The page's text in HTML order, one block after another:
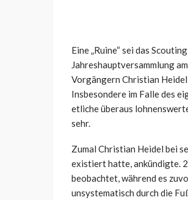
Eine „Ruine“ sei das
Jahreshauptversammlung
Vorgängern Christian
Insbesondere im Falle des
etliche überaus
sehr.
Zumal Christian Heidel bei
existiert hatte, ankündigte.
beobachtet, während es
unsystematisch durch die